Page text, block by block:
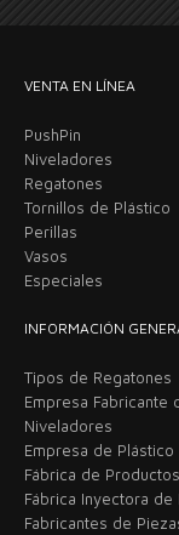
VENTA EN LÍNEA
PushPin
Niveladores
Regatones
Tornillos de Plástico
Perillas
Vasos
Especiales
INFORMACIÓN
Tipos de Regatones
Empresa Fabricante
Niveladores
Empresa de Plástico
Fábrica de
Fábrica Inyectora
Fabricantes de